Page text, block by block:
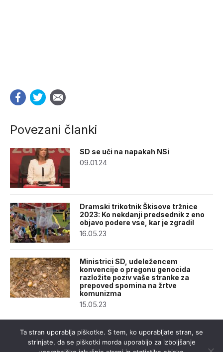
Povezani članki
SD se uči na napakah NSi
09.01.24
Dramski trikotnik Škisove tržnice
2023: Ko nekdanji predsednik z eno
objavo podere vse, kar je zgradil
16.05.23
Ministrici SD, udeležencem
konvencije o pregonu genocida
razložite poziv vaše stranke za
prepoved spomina na žrtve
komunizma
15.05.23
Ta stran uporablja piškotke. S tem, ko uporabljate stran, se
strinjate, da se piškotki morda uporabijo za izboljšanje